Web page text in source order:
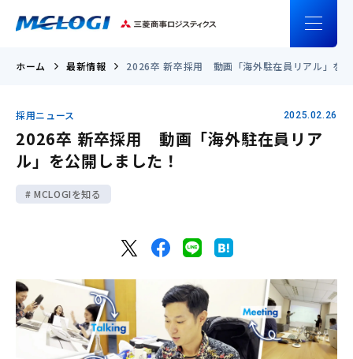
ホーム 最新情報 2026卒 新卒採用 動画「海外駐在員リアル」を
採用ニュース 2025.02.26
2026卒 新卒採用 動画「海外駐在員リア
ル」を公開しました！
MCLOGIを知る